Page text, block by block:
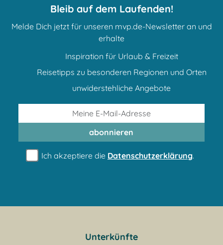
Bleib auf dem Laufenden!
Melde Dich jetzt für unseren mvp.de-Newsletter an und
erhalte
Inspiration für Urlaub & Freizeit
Reisetipps zu besonderen Regionen und Orten
unwiderstehliche Angebote
abonnieren
Ich akzeptiere die Datenschutzerklärung.
Unterkünfte